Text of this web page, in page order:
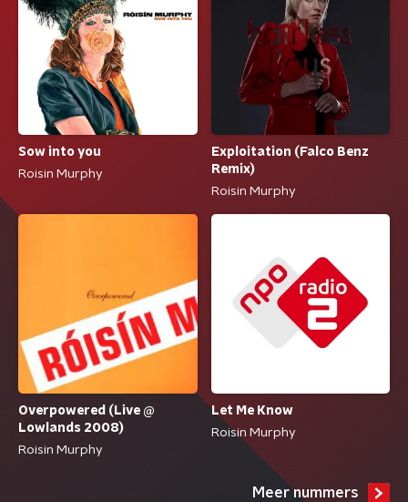
Sow into you
Roisin Murphy
Exploitation (Falco Benz
Remix)
Roisin Murphy
Overpowered (Live @
Lowlands 2008)
Roisin Murphy
Let Me Know
Roisin Murphy
Meer nummers